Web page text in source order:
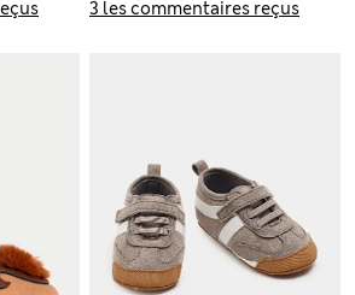
3 les commentaires reçus
ans)